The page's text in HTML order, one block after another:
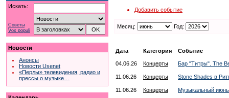
Искать:
Советы
Vox populi
Новости
Анонсы
Новости Usenet
«Перлы» телевидения, радио и
прессы о музыке…
Добавить событие
Месяц: Год:
Дата Категория Событие
04.06.26 Концерты Бар "Титры". The
11.06.26 Концерты Stone Shades в
11.06.26 Концерты Музыкальный